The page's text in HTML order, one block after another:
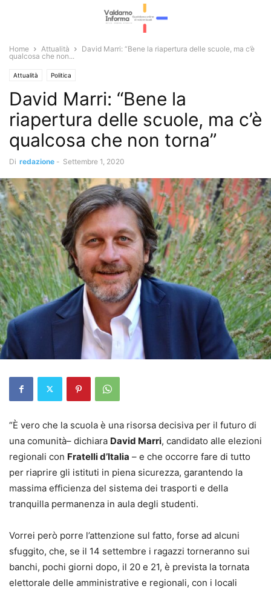
Home Attualità
David Marri: “Bene la riapertura delle scuole, ma c’è
qualcosa che non...
Attualità Politica
David Marri: “Bene la
riapertura delle scuole, ma c’è
qualcosa che non torna”
Di redazione - Settembre 1, 2020
“È vero che la scuola è una risorsa decisiva per il futuro di
una comunità– dichiara David Marri, candidato alle elezioni
regionali con Fratelli d’Italia – e che occorre fare di tutto
per riaprire gli istituti in piena sicurezza, garantendo la
massima efficienza del sistema dei trasporti e della
tranquilla permanenza in aula degli studenti.
Vorrei però porre l’attenzione sul fatto, forse ad alcuni
sfuggito, che, se il 14 settembre i ragazzi torneranno sui
banchi, pochi giorni dopo, il 20 e 21, è prevista la tornata
elettorale delle amministrative e regionali, con i locali